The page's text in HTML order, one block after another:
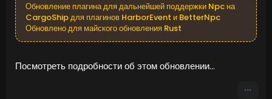
Обновление плагина для дальнейшей поддержки Npc на
CargoShip для плагинов HarborEvent и BetterNpc
Обновлено для майского обновления Rust
Посмотреть подробности об этом обновлении...